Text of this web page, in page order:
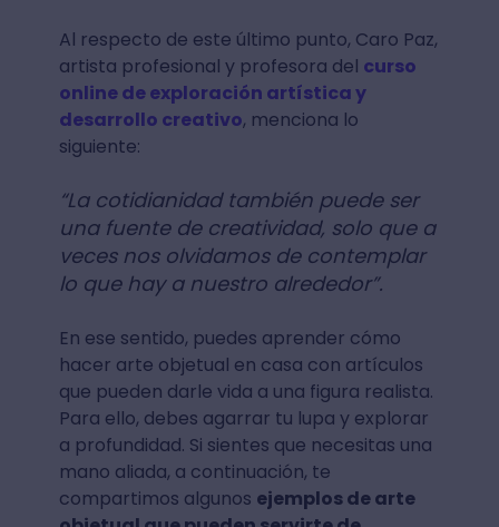
Al respecto de este último punto, Caro Paz,
artista profesional y profesora del curso
online de exploración artística y
desarrollo creativo, menciona lo
siguiente:
“La cotidianidad también puede ser
una fuente de creatividad, solo que a
veces nos olvidamos de contemplar
lo que hay a nuestro alrededor”.
En ese sentido, puedes aprender cómo
hacer arte objetual en casa con artículos
que pueden darle vida a una figura realista.
Para ello, debes agarrar tu lupa y explorar
a profundidad. Si sientes que necesitas una
mano aliada, a continuación, te
compartimos algunos ejemplos de arte